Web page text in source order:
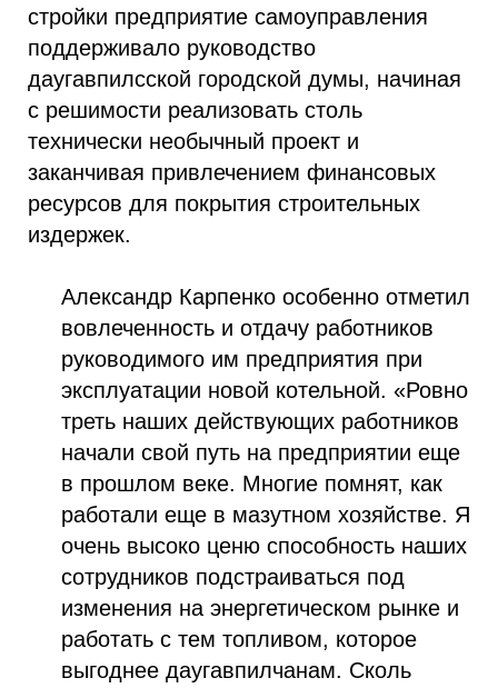
стройки предприятие самоуправления
поддерживало руководство
даугавпилсской городской думы, начиная
с решимости реализовать столь
технически необычный проект и
заканчивая привлечением финансовых
ресурсов для покрытия строительных
издержек.
Александр Карпенко особенно отметил
вовлеченность и отдачу работников
руководимого им предприятия при
эксплуатации новой котельной. «Ровно
треть наших действующих работников
начали свой путь на предприятии еще
в прошлом веке. Многие помнят, как
работали еще в мазутном хозяйстве. Я
очень высоко ценю способность наших
сотрудников подстраиваться под
изменения на энергетическом рынке и
работать с тем топливом, которое
выгоднее даугавпилчанам. Сколь